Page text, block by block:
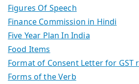
Figures Of Speech
Finance Commission in Hindi
Five Year Plan In India
Food Items
Format of Consent Letter for GST
Forms of the Verb